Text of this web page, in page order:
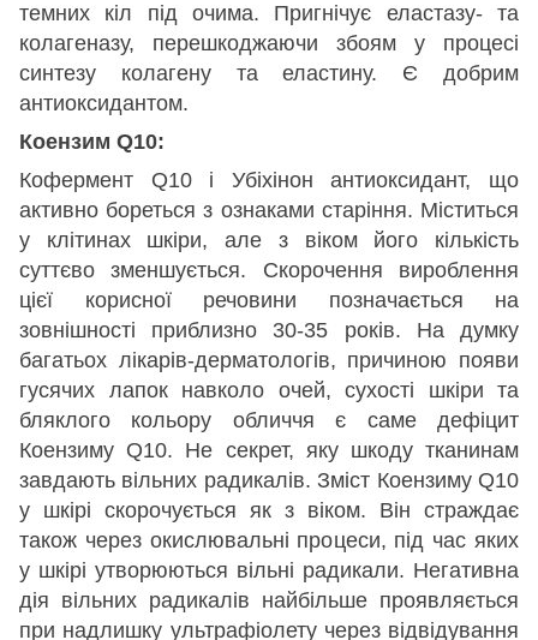
темних кіл під очима. Пригнічує еластазу- та
колагеназу, перешкоджаючи збоям у процесі
синтезу колагену та еластину. Є добрим
антиоксидантом.
Коензим Q10:
Кофермент Q10 і Убіхінон антиоксидант, що
активно бореться з ознаками старіння. Міститься
у клітинах шкіри, але з віком його кількість
суттєво зменшується. Скорочення вироблення
цієї корисної речовини позначається на
зовнішності приблизно 30-35 років. На думку
багатьох лікарів-дерматологів, причиною появи
гусячих лапок навколо очей, сухості шкіри та
бляклого кольору обличчя є саме дефіцит
Коензиму Q10. Не секрет, яку шкоду тканинам
завдають вільних радикалів. Зміст Коензиму Q10
у шкірі скорочується як з віком. Він страждає
також через окислювальні процеси, під час яких
у шкірі утворюються вільні радикали. Негативна
дія вільних радикалів найбільше проявляється
при надлишку ультрафіолету через відвідування